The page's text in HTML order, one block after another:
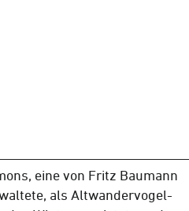
eine von Fritz Baumann
als Altwandervogel-